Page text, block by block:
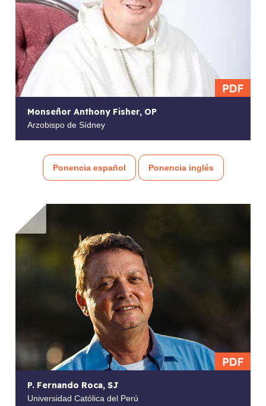
Monseñor Anthony Fisher, OP
Arzobispo de Sídney
Ponencia español Ponencia inglés
P. Fernando Roca, SJ
Universidad Católica del Perú